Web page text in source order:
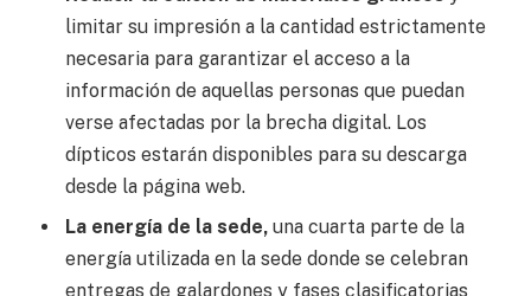
limitar su impresión a la cantidad estrictamente
necesaria para garantizar el acceso a la
información de aquellas personas que puedan
verse afectadas por la brecha digital. Los
dípticos estarán disponibles para su descarga
desde la página web.
La energía de la sede, una cuarta parte de la
energía utilizada en la sede donde se celebran
entregas de galardones y fases clasificatorias